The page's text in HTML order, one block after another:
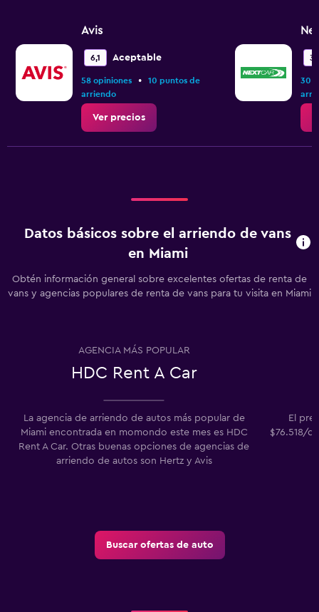
24.
Avis
6,1 Aceptable
58 opiniones •
10 puntos de
arriendo
Ver precios
30
Datos básicos sobre el arriendo de vans
en Miami
Obtén información general sobre excelentes ofertas de renta de
vans y agencias populares de renta de vans para tu visita en Miami
AGENCIA MÁS POPULAR
HDC Rent A Car
La agencia de arriendo de autos más popular de
Miami encontrada en momondo este mes es HDC
Rent A Car. Otras buenas opciones de agencias de
arriendo de autos son Hertz y Avis
El
$76.518/
Buscar ofertas de auto